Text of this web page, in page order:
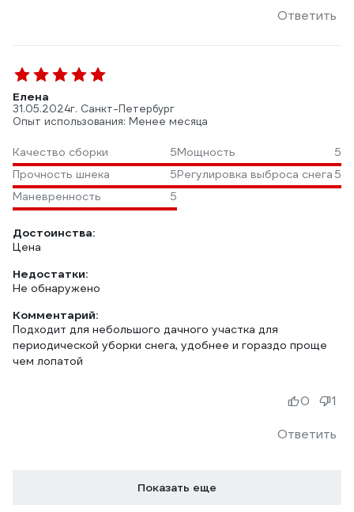
Ответить
Елена
31.05.2024г. Санкт-Петербург
Опыт использования: Менее месяца
Качество сборки 5Мощность
5
Прочность шнека
5Регулировка выброса снега 5
Маневренность
5
Достоинства:
Цена
Недостатки:
Не обнаружено
Комментарий:
Подходит для небольшого дачного участка для
периодической уборки снега, удобнее и гораздо проще
чем лопатой
Ответить
0 1
Показать еще